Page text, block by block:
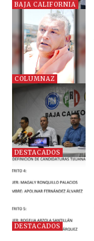
BAJA CALIFORNIA
COLUMNAZ
DESTACADOS
DESTACADOS